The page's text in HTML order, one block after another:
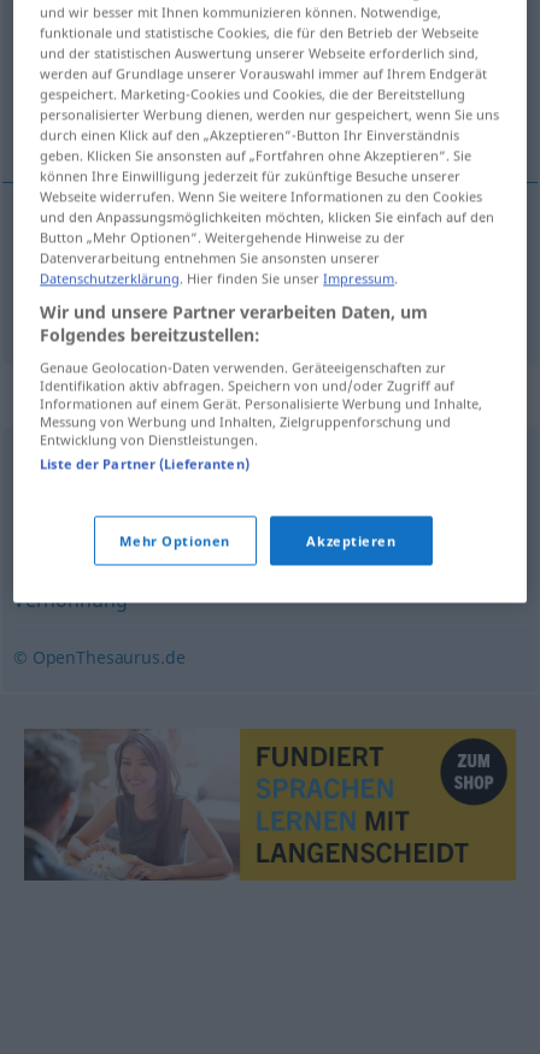
Übersicht aller Übersetzungen
(Für mehr Details die Übersetzung anklicken/antippen)
incitme, kırma, hakaret
incitme,kırma Beleidigung
hakaret Beleidigung
Synonyme für "Beleidigung"
Kränkung ,Verletzung,Erniedrigung
Verhöhnung
© OpenThesaurus.de
und wir besser mit Ihnen kommunizieren können. Notwendige,
funktionale und statistische Cookies, die für den Betrieb der Webseite
und der statistischen Auswertung unserer Webseite erforderlich sind,
werden auf Grundlage unserer Vorauswahl immer auf Ihrem Endgerät
gespeichert. Marketing-Cookies und Cookies, die der Bereitstellung
personalisierter Werbung dienen, werden nur gespeichert, wenn Sie uns
durch einen Klick auf den „Akzeptieren“-Button Ihr Einverständnis
geben. Klicken Sie ansonsten auf „Fortfahren ohne Akzeptieren“. Sie
können Ihre Einwilligung jederzeit für zukünftige Besuche unserer
Webseite widerrufen. Wenn Sie weitere Informationen zu den Cookies
und den Anpassungsmöglichkeiten möchten, klicken Sie einfach auf den
Button „Mehr Optionen“. Weitergehende Hinweise zu der
Datenverarbeitung entnehmen Sie ansonsten unserer
Datenschutzerklärung. Hier finden Sie unserImpressum.
Wir und unsere Partner verarbeiten Daten, um
Folgendes bereitzustellen:
Genaue Geolocation-Daten verwenden. Geräteeigenschaften zur
Identifikation aktiv abfragen. Speichern von und/oder Zugriff auf
Informationen auf einem Gerät. Personalisierte Werbung und Inhalte,
Messung von Werbung und Inhalten, Zielgruppenforschung und
Entwicklung von Dienstleistungen.
Liste der Partner (Lieferanten)
Mehr Optionen Akzeptieren